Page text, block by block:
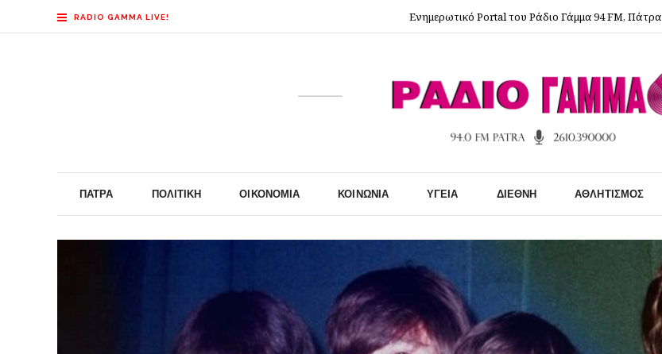
RADIO GAMMA LIVE! Ενημερωτικό Portal του Ράδιο Γάμμα 94 FM, Πάτρα
ΠΆΤΡΑ ΠΟΛΙΤΙΚΉ ΟΙΚΟΝΟΜΊΑ ΚΟΙΝΩΝΊΑ ΥΓΕΊΑ ΔΙΕΘΝΉ ΑΘΛΗΤΙΣΜΌΣ